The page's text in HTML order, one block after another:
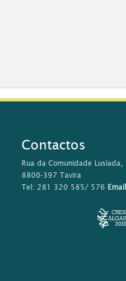
Contactos
Rua da Comunidade Lusíada,
8800-397 Tavira
Tel: 281 320 585/ 576